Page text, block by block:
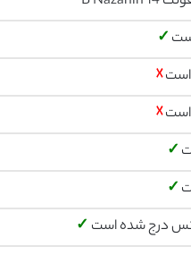
✓
☓
☓
✓
✓
درج شده است ✓